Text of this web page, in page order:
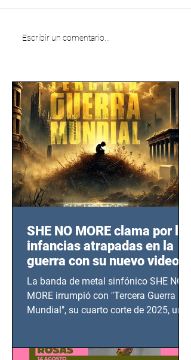
Escribir un comentario...
SHE NO MORE clama por las
infancias atrapadas en la
guerra con su nuevo video
TERCERA GUERRA
MUNDIAL
La banda de metal sinfónico SHE NO
MORE irrumpió con "Tercera Guerra
Mundial", su cuarto corte de 2025, un
bélicos.